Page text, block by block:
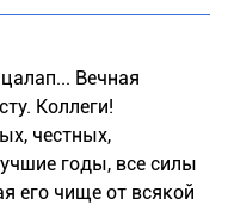
Вечная
Коллеги!
честных,
годы, все силы
его чище от всякой